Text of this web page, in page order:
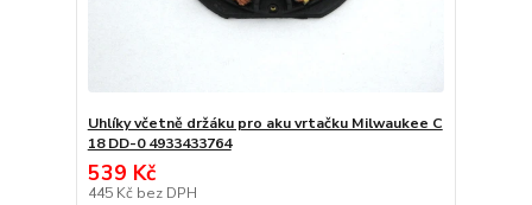
Uhlíky včetně držáku pro aku vrtačku Milwaukee C
18 DD-0 4933433764
539 Kč
445 Kč bez DPH